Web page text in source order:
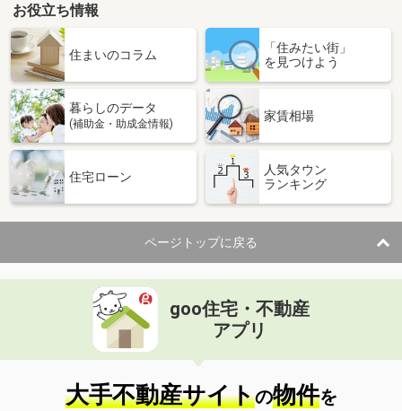
新潟県上越市大和５
価 格
6.30万円
新潟県上越市大和５
専有面積 34.76m²
間取り
新潟県上越市大潟区下小船津浜
住 所
新潟県上越市大潟区下小船津浜
専有面積 65.72m²
間取り
2LDK
新潟県三条市西裏館３
価 格
住 所
新潟県三条市西裏館３
専有面積 32.77m²
間取り
1LDK
お役立ち情報
住まいのコラム
「住みたい街」
を見つけよう
暮らしのデータ
(補助金・助成金情報)
家賃相場
住宅ローン
人気タウン
ランキング
ページトップに戻る
goo住宅・不動産
アプリ
大手不動産サイトの物件を